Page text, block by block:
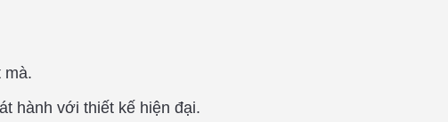
mà.
hành với thiết kế hiện đại.